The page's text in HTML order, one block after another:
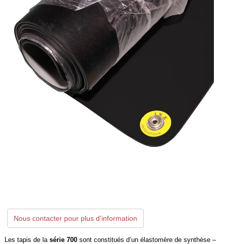
Nous contacter pour plus d'information
Les tapis de lasérie 700 sont constitués d’un élastomère de synthèse –